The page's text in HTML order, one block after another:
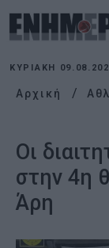
ΚΥΡΙΑΚΉ
Αρχική
Οι
στην 4η
Άρη